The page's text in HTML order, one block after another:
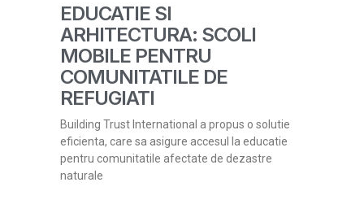
EDUCATIE SI
ARHITECTURA: SCOLI
MOBILE PENTRU
COMUNITATILE DE
REFUGIATI
Building Trust International a propus o solutie
eficienta, care sa asigure accesul la educatie
pentru comunitatile afectate de dezastre
naturale